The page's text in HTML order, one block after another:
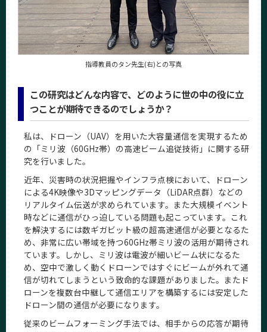
指導教員のタン先生(右)との写真
この研究はどんな内容で、どのように世の中の役に立
つことが期待できるのでしょうか？
私は、ドローン（UAV）を用いた大容量通信を実現するため
の「ミリ波（60GHz帯）の高速ビーム追従技術」に関する研
究を行いました。
近年、災害時の状況把握やインフラ点検において、ドローン
による4K映像や3Dマッピングデータ（LiDAR点群）などの
リアルタイム伝送が求められています。また大規模イベント
時などに通信がひっ迫している問題も起こっています。これ
を解決するには数ギガビット級の超高速通信が必要となるた
め、非常に広い帯域を持つ60GHz帯ミリ波の活用が期待され
ています。しかし、ミリ波は電波が細いビーム状になるた
め、空中で激しく動くドローンではすぐにビームが外れて通
信が切れてしまうという致命的な課題がありました。またド
ローンを複数台中継して通信エリアを構築するには安定した
ドローン間の通信が必要になります。
従来のビームフォーミング手法では、相手からの応答が期待
サイト構成
学内向け情報
CLOSE